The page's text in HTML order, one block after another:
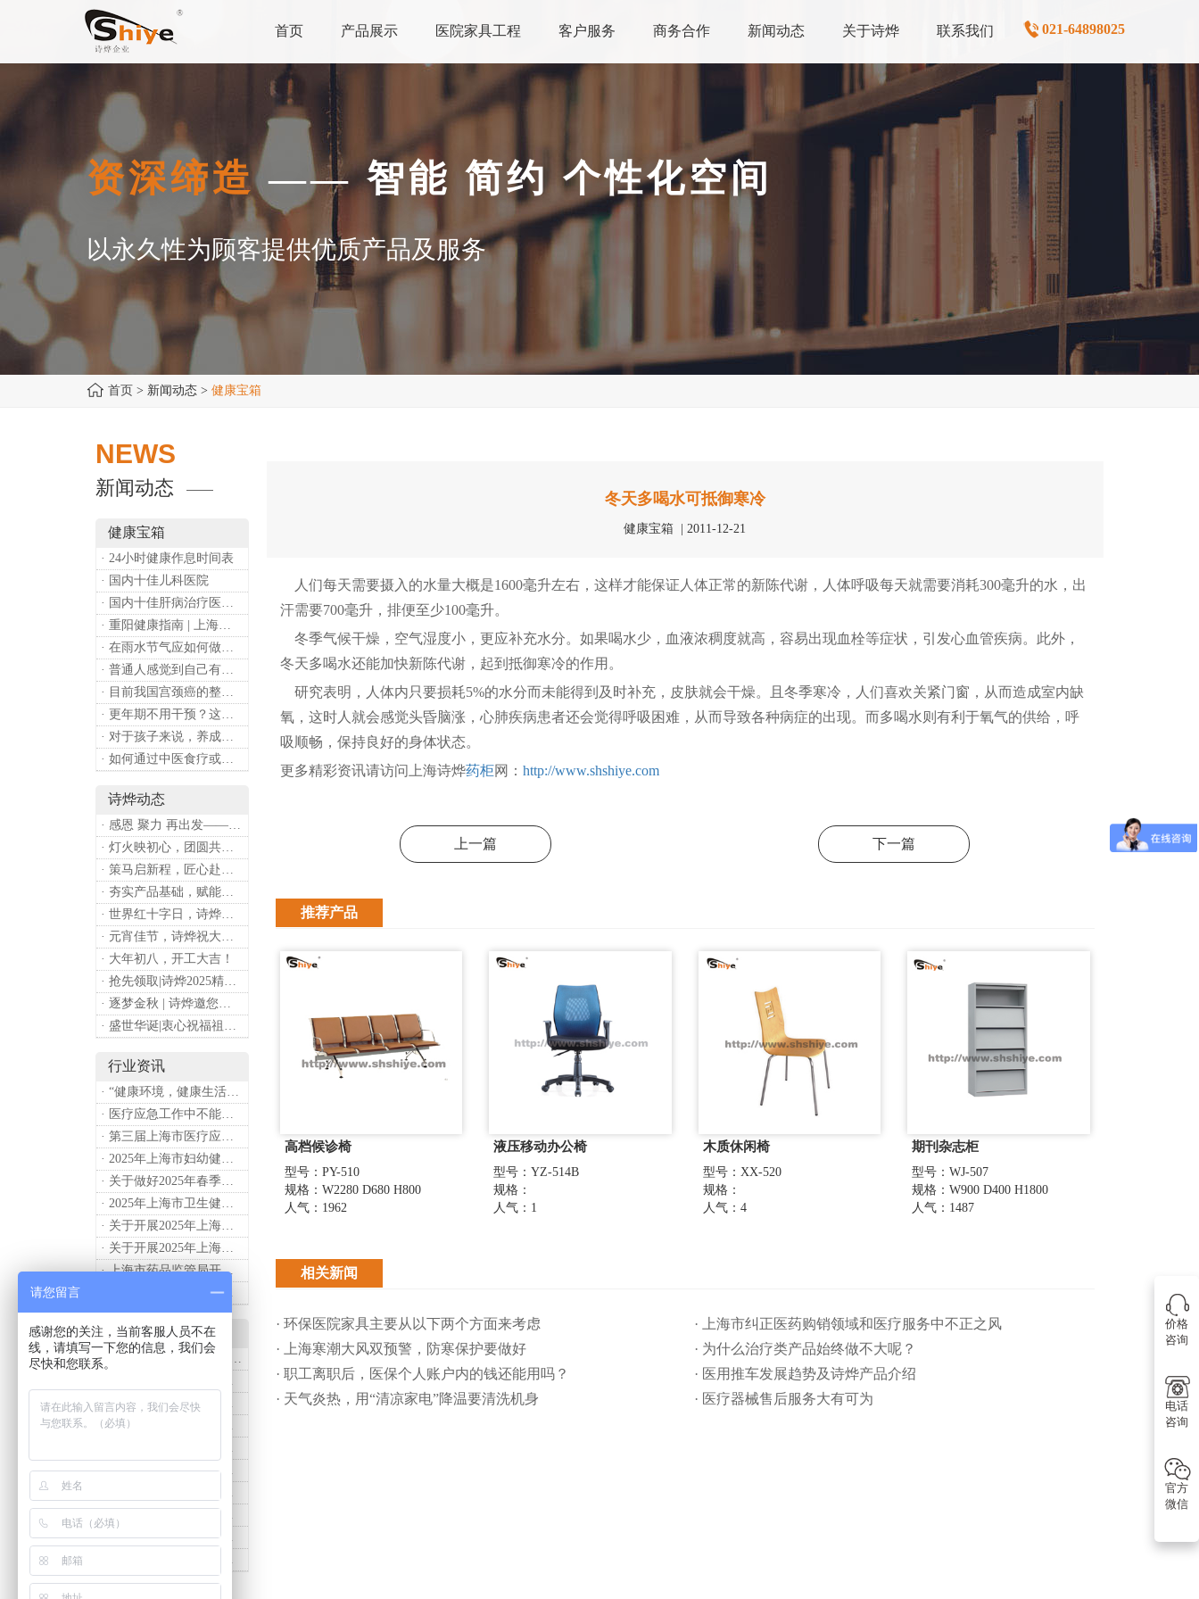
首页 产品展示 医院家具工程 客户服务 商务合作 新闻动态 关于诗烨 联系我们 021-64898025
资深缔造—— 智能 简约 个性化空间
以永久性为顾客提供优质产品及服务
首页 > 新闻动态 > 健康宝箱
NEWS
新闻动态
健康宝箱
· 24小时健康作息时间表
· 国内十佳儿科医院
· 国内十佳肝病治疗医院排行
· 重阳健康指南 | 上海诗烨：秋养正当时，这份健康小贴士请收好​
· 在雨水节气应如何做好健康保健？
· 普通人感觉到自己有心理问题，有哪些方式可以来帮助缓解？
· 目前我国宫颈癌的整体流行情况和防治形势如何？
· 更年期不用干预？这是个误会
· 对于孩子来说，养成哪些好习惯能够预防近视？
· 如何通过中医食疗或穴位按摩等方式来祛湿健脾？
诗烨动态
· 感恩 聚力 再出发——上海诗烨企业发展有限公司成立20周年庆典
· 灯火映初心，团圆共安康 —— 诗烨恭祝大家元宵喜乐
· 策马启新程，匠心赴华章——诗烨开工大吉
· 夯实产品基础，赋能专业服务——上海诗烨办公椅产品基础知识培训圆满开展
· 世界红十字日，诗烨向全体红十字人致以最诚挚的节日祝福
· 元宵佳节，诗烨祝大家团团圆圆
· 大年初八，开工大吉！
· 抢先领取|诗烨2025精美台历超前放送！
· 逐梦金秋 | 诗烨邀您共赴第90届中国国际医疗器械博览会
· 盛世华诞|衷心祝福祖国母亲昌盛富强！
行业资讯
· “健康环境，健康生活”，上海第37个爱国卫生月系列活动
· 医疗应急工作中不能忽略的设备：医用转运车
· 第三届上海市医疗应急青年职业技能大赛暨第八届进博会医疗保障技能大比武活动通知
· 2025年上海市妇幼健康工作要点
· 关于做好2025年春季新冠病毒感染等重点传染病防治工作的通知
· 2025年上海市卫生健康工作要点
· 关于开展2025年上海市健康街镇建设工作的通知
· 关于开展2025年上海市中小微型企业职业健康帮扶工作的通知
· 上海市药品监管局开展进口医疗器械转境内生产工作调研
· 2024年度上海药品监管工作十大亮点
产品知识
· 诗烨推荐：T系列医用推车介绍
· 诗烨医用床头柜购买联系方式及交货时间
· 医用推车发展趋势及诗烨产品介绍
· 诗烨不锈钢仪器车结构详解及应用用途
· 诗烨液压抢救车与手摇抢救车选购指南
· 诗烨不锈钢医用屏风标准款优选四折屏风的核心缘由
· 诗烨西药柜与中药柜的区别及采购选择影响分析
· 诗烨豪华儿童病床婴幼儿功能设计及使用效果
· 诗烨医用办公桌与普通办公桌的区别及医院采购优势
· 诗烨网布办公椅与真皮办公椅优势及选购指南
冬天多喝水可抵御寒冷
健康宝箱 | 2011-12-21
人们每天需要摄入的水量大概是1600毫升左右，这样才能保证人体正常的新陈代谢，人体呼吸每天就需要消耗300毫升的水，出
汗需要700毫升，排便至少100毫升。
冬季气候干燥，空气湿度小，更应补充水分。如果喝水少，血液浓稠度就高，容易出现血栓等症状，引发心血管疾病。此外，
冬天多喝水还能加快新陈代谢，起到抵御寒冷的作用。
研究表明，人体内只要损耗5%的水分而未能得到及时补充，皮肤就会干燥。且冬季寒冷，人们喜欢关紧门窗，从而造成室内缺
氧，这时人就会感觉头昏脑涨，心肺疾病患者还会觉得呼吸困难，从而导致各种病症的出现。而多喝水则有利于氧气的供给，呼
吸顺畅，保持良好的身体状态。
更多精彩资讯请访问上海诗烨药柜网： http://www.shshiye.com
上一篇 下一篇
推荐产品
高档候诊椅
型号：PY-510
规格：W2280 D680 H800
人气：1962
液压移动办公椅
型号：YZ-514B
规格：
人气：1
木质休闲椅
型号：XX-520
规格：
人气：4
期刊杂志柜
型号：WJ-507
规格：W900 D400 H1800
人气：1487
相关新闻
· 环保医院家具主要从以下两个方面来考虑
· 上海市纠正医药购销领域和医疗服务中不正之风
· 上海寒潮大风双预警，防寒保护要做好
· 为什么治疗类产品始终做不大呢？
· 职工离职后，医保个人账户内的钱还能用吗​？
· 医用推车发展趋势及诗烨产品介绍
· 天气炎热，用“清凉家电”降温要清洗机身
· 医疗器械售后服务大有可为
价格
咨询
电话
咨询
官方
微信
请您留言
感谢您的关注，当前客服人员不在
线，请填写一下您的信息，我们会
尽快和您联系。